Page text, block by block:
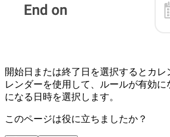
開始日または終了日を選択するとカレ
レンダーを使用して、ルールが有効
になる日時を選択します。
このページは役に立ちましたか？